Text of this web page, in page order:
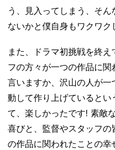
う、見入ってしまう、そ
ないかと僕自身もワクワク
また、ドラマ初挑戦を終
フの方々が一つの作品に
言いますか、沢山の人が
動して作り上げているとい
て、楽しかったです! 素敵
喜びと、監督やスタッフの
の作品に関われたことの幸